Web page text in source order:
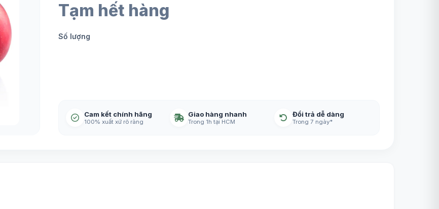
Tạm hết hàng
Số lượng
Cam kết chính hãng
100% xuất xứ rõ ràng
Giao hàng nhanh
Trong 1h tại HCM
Đổi trả dễ dàng
Trong 7 ngày*